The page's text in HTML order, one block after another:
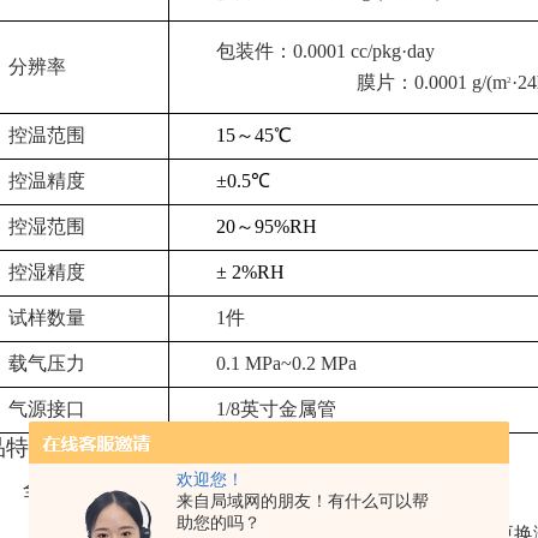
欢迎您！
来自局域网的朋友！有什么可以帮
助您的吗？
分辨率
包装件：0.0001 cc/pkg·day
膜片：0.0001 g/(m2
控温范围 15～45℃
控温精度 ±0.5℃
控湿范围 20～95%RH
控湿精度 ± 2%RH
试样数量 1件
载气压力 0.1 MPa~0.2 MPa
气源接口 1/8英寸金属管
特点
全新包装件支架设计，创新便利升级